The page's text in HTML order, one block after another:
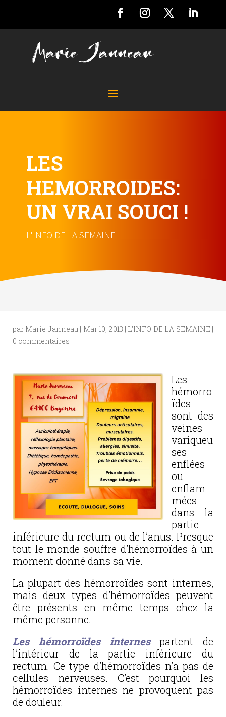
LES
HEMORROIDES:
UN VRAI SOUCI !
L'INFO DE LA SEMAINE
par Marie Janneau| Mar 10, 2013 | L'INFO DE LA SEMAINE |
0 commentaires
Les
hémorro
ïdes
sont des
veines
variqueu
ses
enflées
ou
enflam
mées
dans la
partie
inférieure du rectum ou de l’anus. Presque
tout le monde souffre d’hémorroïdes à un
moment donné dans sa vie.
La plupart des hémorroïdes sont internes,
mais deux types d’hémorroïdes peuvent
être présents en même temps chez la
même personne.
Les hémorroïdes internespartent de
l’intérieur de la partie inférieure du
rectum. Ce type d’hémorroïdes n’a pas de
cellules nerveuses. C’est pourquoi les
hémorroïdes internes ne provoquent pas
de douleur.